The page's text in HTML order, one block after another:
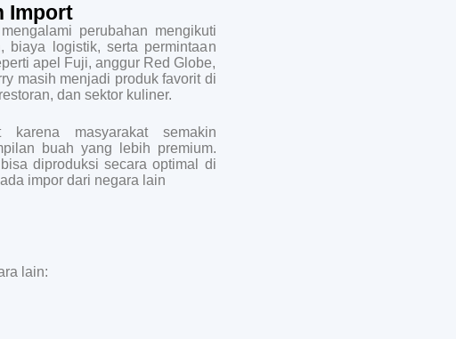
Import
perubahan mengikuti
biaya logistik, serta permintaan
apel Fuji, anggur Red Globe,
masih menjadi produk favorit di
dan sektor kuliner.
karena masyarakat semakin
buah yang lebih premium.
diproduksi secara optimal di
impor dari negara lain
lain: